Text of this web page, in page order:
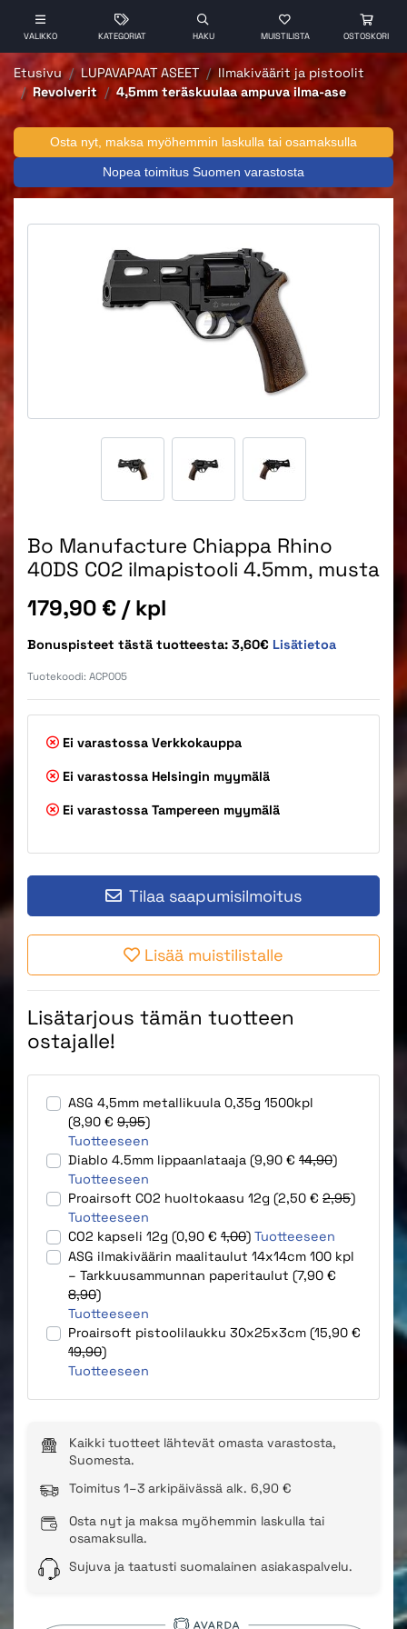
VALIKKO KATEGORIAT HAKU MUISTILISTA OSTOSKORI
Etusivu LUPAVAPAAT ASEET
Ilmakiväärit ja pistoolit
Revolverit
4,5mm teräskuulaa ampuva ilma-ase
Osta nyt, maksa myöhemmin laskulla tai osamaksulla
Nopea toimitus Suomen varastosta
Bo Manufacture Chiappa Rhino
40DS CO2 ilmapistooli 4.5mm, musta
Hinta
179,90 € / kpl
Bonuspisteet tästä tuotteesta: 3,60€ Lisätietoa
Tuotekoodi: ACP005
Ei varastossa Verkkokauppa
Ei varastossa Helsingin myymälä
Ei varastossa Tampereen myymälä
Tilaa saapumisilmoitus
Lisää muistilistalle
Lisätarjous tämän tuotteen
ostajalle!
ASG 4,5mm metallikuula 0,35g 1500kpl
(8,90 € 9,95)
Tuotteeseen
Diablo 4.5mm lippaanlataaja (9,90 € 14,90)
Tuotteeseen
Proairsoft CO2 huoltokaasu 12g (2,50 € 2,95)
Tuotteeseen
CO2 kapseli 12g (0,90 € 1,00) Tuotteeseen
ASG ilmakiväärin maalitaulut 14x14cm 100 kpl
– Tarkkuusammunnan paperitaulut (7,90 €
8,90)
Tuotteeseen
Proairsoft pistoolilaukku 30x25x3cm (15,90 €
19,90)
Tuotteeseen
Kaikki tuotteet lähtevät omasta varastosta,
Suomesta.
Toimitus 1–3 arkipäivässä alk. 6,90 €
Osta nyt ja maksa myöhemmin laskulla tai
osamaksulla.
Sujuva ja taatusti suomalainen asiakaspalvelu.